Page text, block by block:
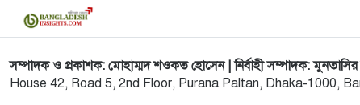
সম্পাদক ও প্রকাশক: মোহাম্মদ শওকত হোসেন | নির্বাহী সম্পাদক:
House 42, Road 5, 2nd Floor, Purana Paltan, Dhaka-1000,